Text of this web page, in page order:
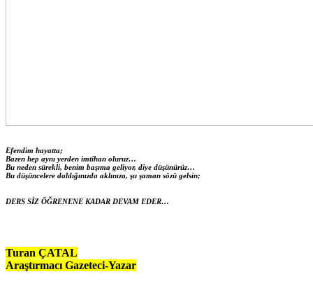
Efendim hayatta;
Bazen hep aynı yerden imtihan oluruz…
Bu neden sürekli, benim başıma geliyor, diye düşünürüz…
Bu düşüncelere daldığınızda aklınıza, şu şaman sözü gelsin;
DERS SİZ ÖĞRENENE KADAR DEVAM EDER…
Turan ÇATAL
Araştırmacı Gazeteci-Yazar